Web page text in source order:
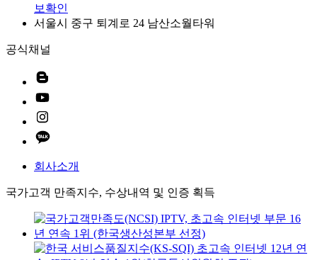
보확인
서울시 중구 퇴계로 24 남산소월타워
공식채널
회사소개
국가고객 만족지수, 수상내역 및 인증 획득